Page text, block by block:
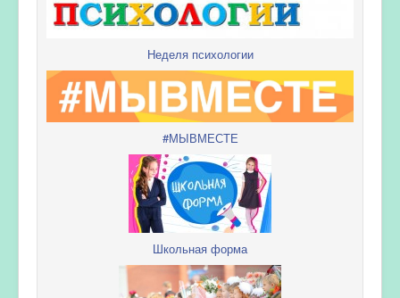
Неделя психологии
#МЫВМЕСТЕ
Школьная форма